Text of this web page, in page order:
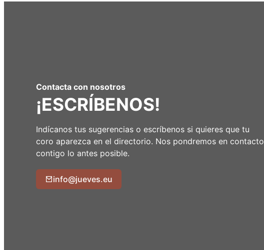
Contacta con nosotros
¡ESCRÍBENOS!
Indícanos tus sugerencias o escríbenos si quieres que tu
coro aparezca en el directorio. Nos pondremos en contacto
contigo lo antes posible.
info@jueves.eu